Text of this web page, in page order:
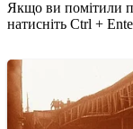
Якщо ви помітили
натисніть Ctrl +